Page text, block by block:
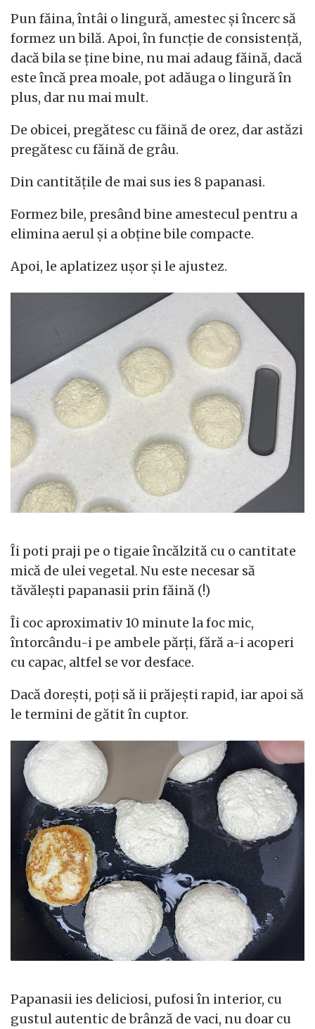
Pun făina, întâi o lingură, amestec și încerc să
formez un bilă. Apoi, în funcție de consistență,
dacă bila se ține bine, nu mai adaug făină, dacă
este încă prea moale, pot adăuga o lingură în
plus, dar nu mai mult.
De obicei, pregătesc cu făină de orez, dar astăzi
pregătesc cu făină de grâu.
Din cantitățile de mai sus ies 8 papanasi.
Formez bile, presând bine amestecul pentru a
elimina aerul și a obține bile compacte.
Apoi, le aplatizez ușor și le ajustez.
Îi poti praji pe o tigaie încălzită cu o cantitate
mică de ulei vegetal. Nu este necesar să
tăvălești papanasii prin făină (!)
Îi coc aproximativ 10 minute la foc mic,
întorcându-i pe ambele părți, fără a-i acoperi
cu capac, altfel se vor desface.
Dacă dorești, poți să ii prăjești rapid, iar apoi să
le termini de gătit în cuptor.
Papanasii ies deliciosi, pufosi în interior, cu
gustul autentic de brânză de vaci, nu doar cu